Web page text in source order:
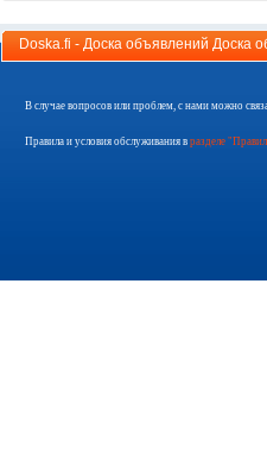
Doska.fi - Доска объявлений Доска
В случае вопросов или проблем, с нами можно
Правила и условия обслуживания в разделе